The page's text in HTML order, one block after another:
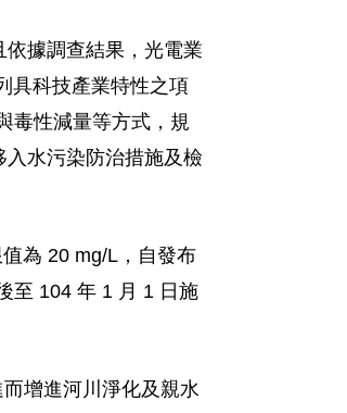
據調查結果，光電業
具科技產業特性之項
毒性減量等方式，規
水污染防治措施及檢
為 20 mg/L，自發布
至 104 年 1 月 1 日施
增進河川淨化及親水